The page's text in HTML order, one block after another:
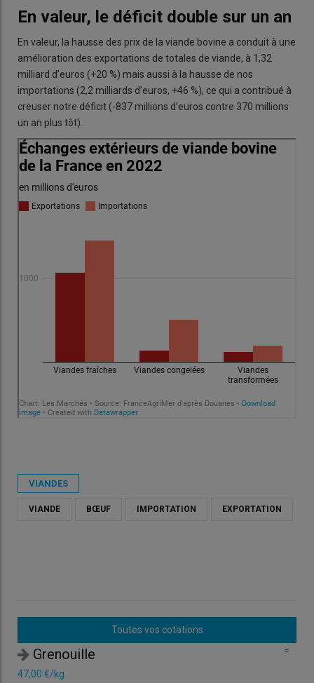
En valeur, le déficit double sur un an
En valeur, la hausse des prix de la viande bovine a conduit à une
amélioration des exportations de totales de viande, à 1,32
milliard d’euros (+20 %) mais aussi à la hausse de nos
importations (2,2 milliards d’euros, +46 %), ce qui a contribué à
creuser notre déficit (-837 millions d’euros contre 370 millions
un an plus tôt).
VIANDES
VIANDE BŒUF IMPORTATION EXPORTATION
Toutes vos cotations
Grenouille
47,00 €/kg
=